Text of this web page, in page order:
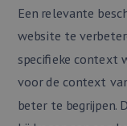
Een relevante
website te
specifieke context
voor de context
beter te begrijpen.